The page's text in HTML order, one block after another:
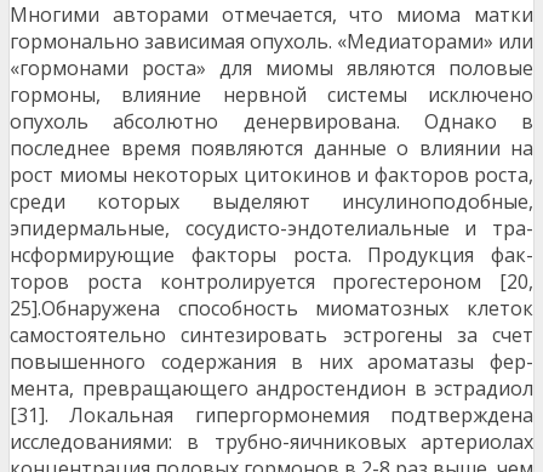
Многими авторами отмечается, что миома матки
гормонально зависимая опухоль. «Медиаторами» или
«гормонами роста» для миомы являются поло­вые
гормоны, влияние нервной системы исключе­но
опухоль абсолютно денервирована. Однако в
последнее время появляются данные о влиянии на
рост миомы некоторых цитокинов и факторов рос­та,
среди которых выделяют инсулиноподобные,
эпидермальные, сосудисто-эндотелиальные и тра­
нсформирующие факторы роста. Продукция фак­
торов роста контролируется прогестероном [20,
25].Обнаружена способность миоматозных клеток
самостоятельно синтезировать эстрогены за счет
повышенного содержания в них ароматазы фер­
мента, превращающего андростендион в эстрадиол
[31]. Локальная гипергормонемия подтверждена
исследованиями: в трубно-яичниковых артериолах